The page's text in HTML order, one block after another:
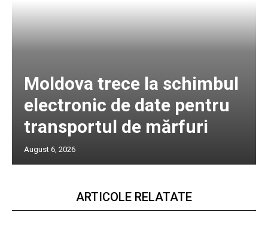
Moldova trece la schimbul
electronic de date pentru
transportul de mărfuri
August 6, 2026
ARTICOLE RELATATE